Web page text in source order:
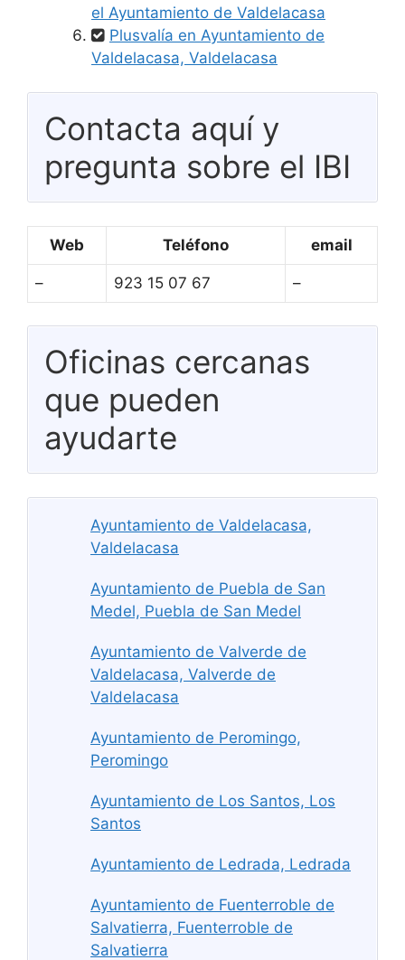
el Ayuntamiento de Valdelacasa
Plusvalía en Ayuntamiento de
Valdelacasa, Valdelacasa
Contacta aquí y
pregunta sobre el IBI
Web Teléfono email
– 923 15 07 67 –
Oficinas cercanas
que pueden
ayudarte
Ayuntamiento de Valdelacasa,
Valdelacasa
Ayuntamiento de Puebla de San
Medel, Puebla de San Medel
Ayuntamiento de Valverde de
Valdelacasa, Valverde de
Valdelacasa
Ayuntamiento de Peromingo,
Peromingo
Ayuntamiento de Los Santos, Los
Santos
Ayuntamiento de Ledrada, Ledrada
Ayuntamiento de Fuenterroble de
Salvatierra, Fuenterroble de
Salvatierra